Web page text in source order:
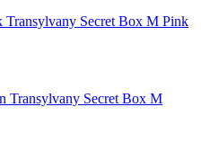
Transylvany Secret Box M Pink
Transylvany Secret Box M